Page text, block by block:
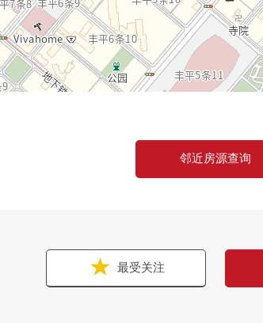
邻近房源查询
最受关注